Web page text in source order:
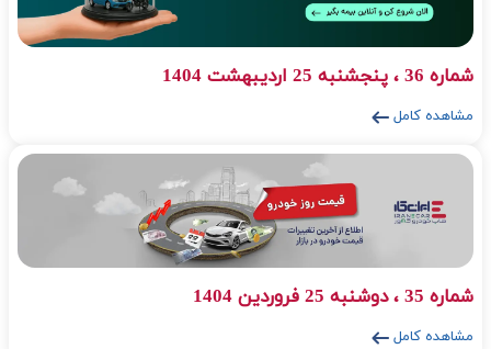
شماره 36 ، پنجشنبه 25 اردیبهشت 1404
مشاهده کامل
شماره 35 ، دوشنبه 25 فروردین 1404
مشاهده کامل